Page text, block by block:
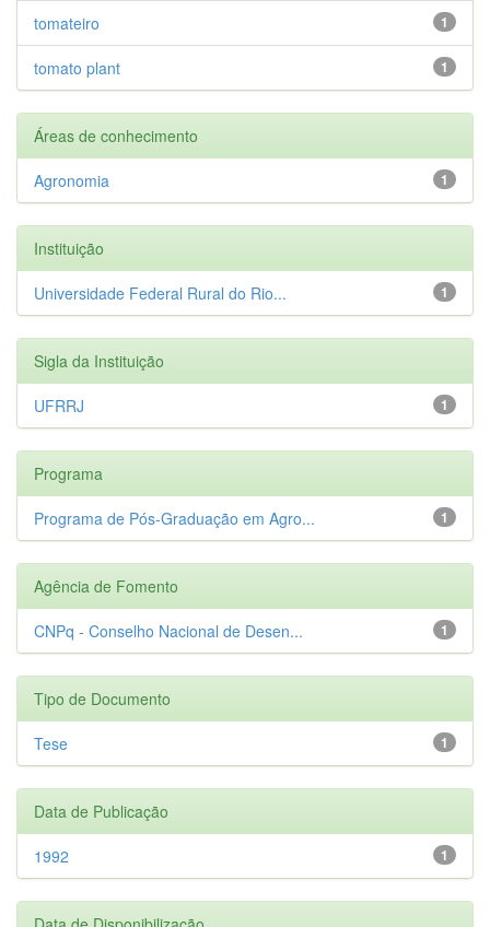
1
tomateiro
1
tomato plant
Áreas de conhecimento
1
Agronomia
Instituição
1
Universidade Federal Rural do Rio...
Sigla da Instituição
1
UFRRJ
Programa
1
Programa de Pós-Graduação em Agro...
Agência de Fomento
1
CNPq - Conselho Nacional de Desen...
Tipo de Documento
1
Tese
Data de Publicação
1
1992